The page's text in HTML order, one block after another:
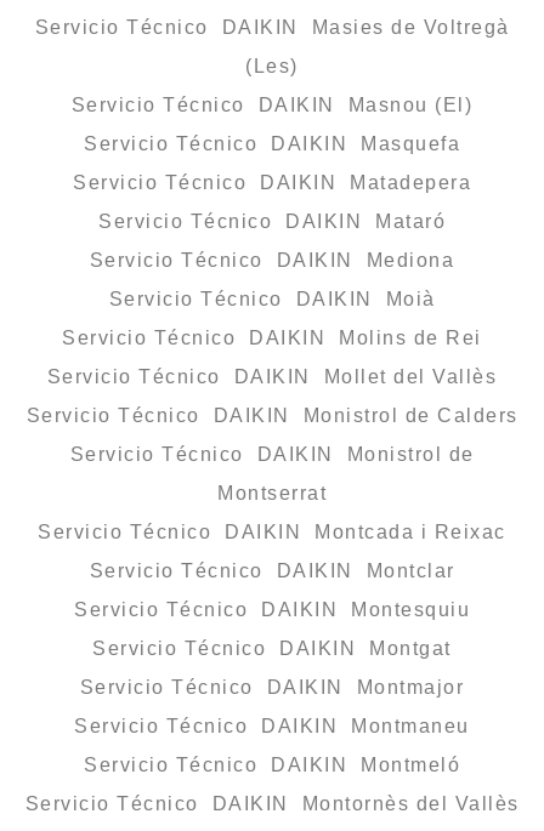
Servicio Técnico DAIKIN Masies de Voltregà
(Les)
Servicio Técnico DAIKIN Masnou (El)
Servicio Técnico DAIKIN Masquefa
Servicio Técnico DAIKIN Matadepera
Servicio Técnico DAIKIN Mataró
Servicio Técnico DAIKIN Mediona
Servicio Técnico DAIKIN Moià
Servicio Técnico DAIKIN Molins de Rei
Servicio Técnico DAIKIN Mollet del Vallès
Servicio Técnico DAIKIN Monistrol de Calders
Servicio Técnico DAIKIN Monistrol de
Montserrat
Servicio Técnico DAIKIN Montcada i Reixac
Servicio Técnico DAIKIN Montclar
Servicio Técnico DAIKIN Montesquiu
Servicio Técnico DAIKIN Montgat
Servicio Técnico DAIKIN Montmajor
Servicio Técnico DAIKIN Montmaneu
Servicio Técnico DAIKIN Montmeló
Servicio Técnico DAIKIN Montornès del Vallès